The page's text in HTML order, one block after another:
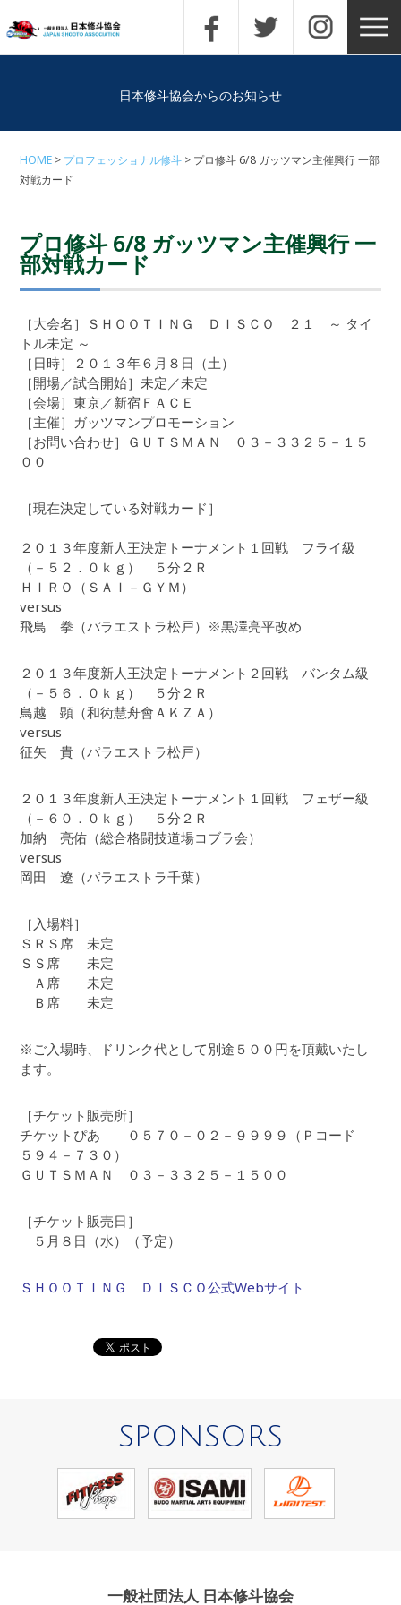
日本修斗協会からのお知らせ
HOME プロフェッショナル修斗
プロ修斗 6/8 ガッツマン主催興行 一部
対戦カード
プロ修斗 6/8 ガッツマン主催興行 一
部対戦カード
［大会名］ＳＨＯＯＴＩＮＧ ＤＩＳＣＯ ２１ ～ タイ
トル未定 ～
［日時］２０１３年６月８日（土）
［開場／試合開始］未定／未定
［会場］東京／新宿ＦＡＣＥ
［主催］ガッツマンプロモーション
［お問い合わせ］ＧＵＴＳＭＡＮ ０３－３３２５－１５
００
［現在決定している対戦カード］
２０１３年度新人王決定トーナメント１回戦 フライ級
（－５２．０ｋｇ） ５分２Ｒ
ＨＩＲＯ（ＳＡＩ－ＧＹＭ）
versus
飛鳥 拳（パラエストラ松戸）※黒澤亮平改め
２０１３年度新人王決定トーナメント２回戦 バンタム級
（－５６．０ｋｇ） ５分２Ｒ
鳥越 顕（和術慧舟會ＡＫＺＡ）
versus
征矢 貴（パラエストラ松戸）
２０１３年度新人王決定トーナメント１回戦 フェザー級
（－６０．０ｋｇ） ５分２Ｒ
加納 亮佑（総合格闘技道場コブラ会）
versus
岡田 遼（パラエストラ千葉）
［入場料］
ＳＲＳ席 未定
ＳＳ席 未定
Ａ席 未定
Ｂ席 未定
※ご入場時、ドリンク代として別途５００円を頂戴いたし
ます。
［チケット販売所］
チケットぴあ ０５７０－０２－９９９９（Ｐコード
５９４－７３０）
ＧＵＴＳＭＡＮ ０３－３３２５－１５００
［チケット販売日］
５月８日（水）（予定）
ＳＨＯＯＴＩＮＧ ＤＩＳＣＯ公式Webサイト
SPONSORS
一般社団法人 日本修斗協会